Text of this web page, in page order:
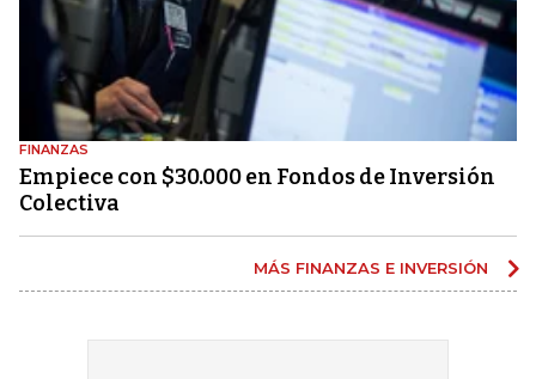
FINANZAS
Empiece con $30.000 en Fondos de Inversión
Colectiva
MÁS FINANZAS E INVERSIÓN